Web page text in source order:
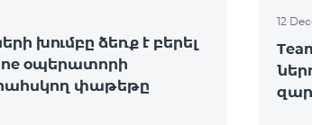
խումբը ձեռք է բերել
օպերատորի
փաթեթը
12